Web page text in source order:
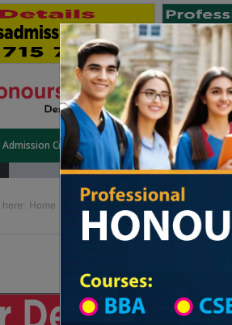
Admission Circular Public University
here: Home School Category High School in